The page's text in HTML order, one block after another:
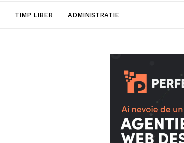
TIMP LIBER ADMINISTRATIE